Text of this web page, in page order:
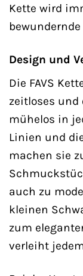
Kette wird
Design und
Die FAVS
zeitloses und
mühelos in
Linien und
machen sie
auch zu
kleinen
zum
verleiht